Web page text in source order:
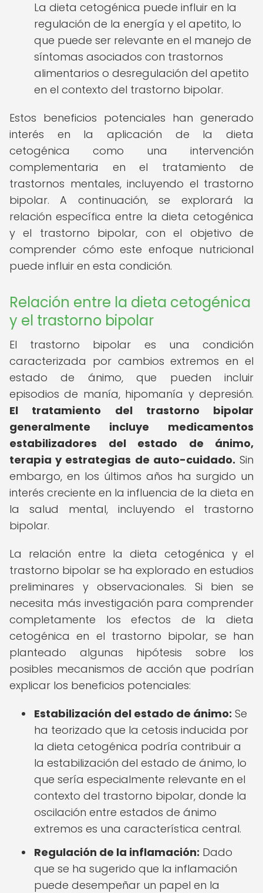
La dieta cetogénica puede influir en la
regulación de la energía y el apetito, lo
que puede ser relevante en el manejo de
síntomas asociados con trastornos
alimentarios o desregulación del apetito
en el contexto del trastorno bipolar.
Estos beneficios potenciales han generado
interés en la aplicación de la dieta
cetogénica como una intervención
complementaria en el tratamiento de
trastornos mentales, incluyendo el trastorno
bipolar. A continuación, se explorará la
relación específica entre la dieta cetogénica
y el trastorno bipolar, con el objetivo de
comprender cómo este enfoque nutricional
puede influir en esta condición.
Relación entre la dieta cetogénica
y el trastorno bipolar
El trastorno bipolar es una condición
caracterizada por cambios extremos en el
estado de ánimo, que pueden incluir
episodios de manía, hipomanía y depresión.
El tratamiento del trastorno bipolar
generalmente incluye medicamentos
estabilizadores del estado de ánimo,
terapia y estrategias de auto-cuidado. Sin
embargo, en los últimos años ha surgido un
interés creciente en la influencia de la dieta en
la salud mental, incluyendo el trastorno
bipolar.
La relación entre la dieta cetogénica y el
trastorno bipolar se ha explorado en estudios
preliminares y observacionales. Si bien se
necesita más investigación para comprender
completamente los efectos de la dieta
cetogénica en el trastorno bipolar, se han
planteado algunas hipótesis sobre los
posibles mecanismos de acción que podrían
explicar los beneficios potenciales:
Estabilización del estado de ánimo: Se
ha teorizado que la cetosis inducida por
la dieta cetogénica podría contribuir a
la estabilización del estado de ánimo, lo
que sería especialmente relevante en el
contexto del trastorno bipolar, donde la
oscilación entre estados de ánimo
extremos es una característica central.
Regulación de la inflamación: Dado
que se ha sugerido que la inflamación
puede desempeñar un papel en la